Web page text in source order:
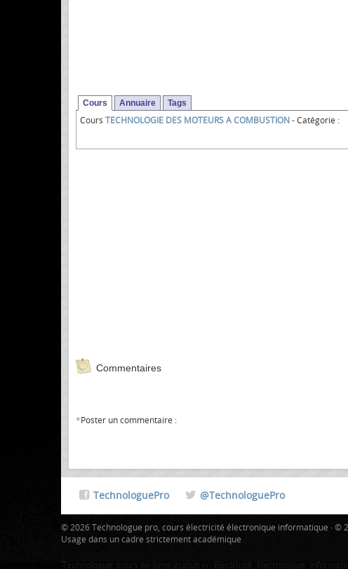
Cours Annuaire Tags
Cours TECHNOLOGIE DES MOTEURS A COMBUSTION- Catégorie :
Commentaires
*Poster un commentaire :
TechnologuePro @TechnologuePro
© 2026 Technologue pro, cours électricité électronique informatique · ©
Usage dans un cadre strictement académique
Technologue électricité électronique